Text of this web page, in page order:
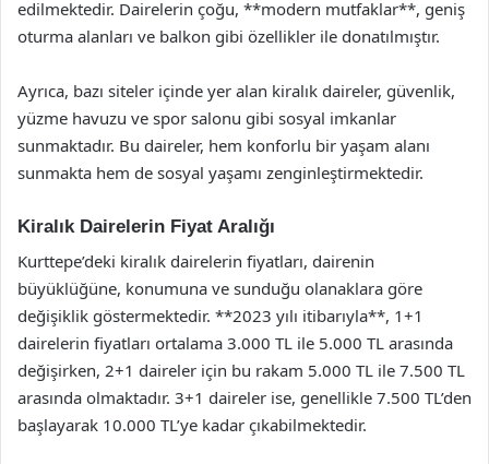
edilmektedir. Dairelerin çoğu, **modern mutfaklar**, geniş
oturma alanları ve balkon gibi özellikler ile donatılmıştır.
Ayrıca, bazı siteler içinde yer alan kiralık daireler, güvenlik,
yüzme havuzu ve spor salonu gibi sosyal imkanlar
sunmaktadır. Bu daireler, hem konforlu bir yaşam alanı
sunmakta hem de sosyal yaşamı zenginleştirmektedir.
Kiralık Dairelerin Fiyat Aralığı
Kurttepe’deki kiralık dairelerin fiyatları, dairenin
büyüklüğüne, konumuna ve sunduğu olanaklara göre
değişiklik göstermektedir. **2023 yılı itibarıyla**, 1+1
dairelerin fiyatları ortalama 3.000 TL ile 5.000 TL arasında
değişirken, 2+1 daireler için bu rakam 5.000 TL ile 7.500 TL
arasında olmaktadır. 3+1 daireler ise, genellikle 7.500 TL’den
başlayarak 10.000 TL’ye kadar çıkabilmektedir.